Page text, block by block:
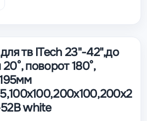
тв ITech 23"-42",до
поворот 180°,
white